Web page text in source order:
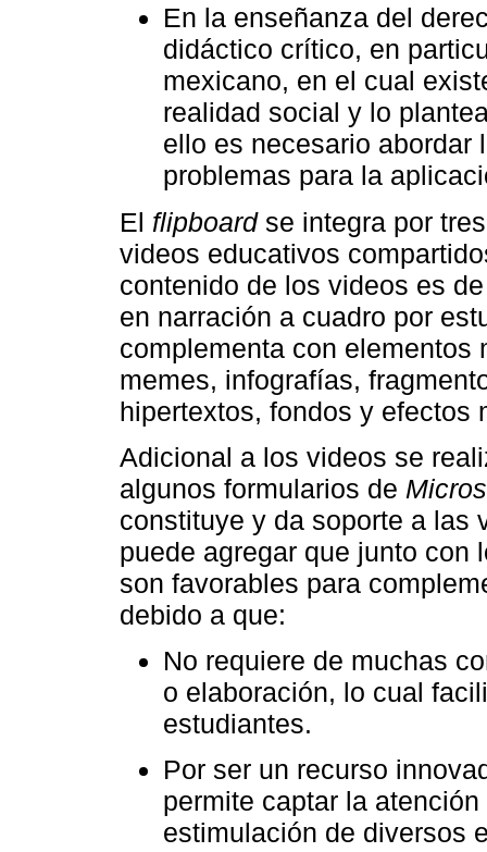
En la enseñanza del
didáctico crítico, en
mexicano, en el cual
realidad social y lo
ello es necesario abordar
problemas para la
El flipboardse integra por
videos educativos
contenido de los videos es
en narración a cuadro por
complementa con
memes, infografías,
hipertextos, fondos y efectos
Adicional a los videos se
algunos formularios de
constituye y da soporte a las
puede agregar que junto
son favorables para
debido a que:
No requiere de muchas
o elaboración, lo cual
estudiantes.
Por ser un recurso
permite captar la
estimulación de diversos